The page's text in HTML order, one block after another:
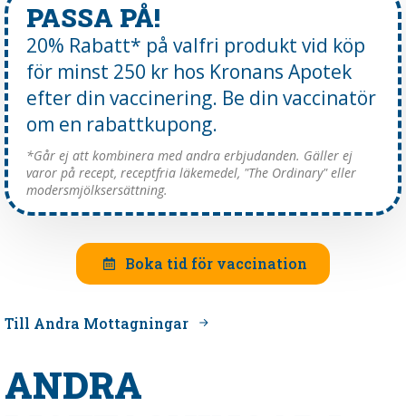
PASSA PÅ!
20% Rabatt* på valfri produkt vid köp
för minst 250 kr hos Kronans Apotek
efter din vaccinering. Be din vaccinatör
om en rabattkupong.
*Går ej att kombinera med andra erbjudanden. Gäller ej
varor på recept, receptfria läkemedel, "The Ordinary" eller
modersmjölksersättning.
Boka tid för vaccination
Till Andra Mottagningar
ANDRA